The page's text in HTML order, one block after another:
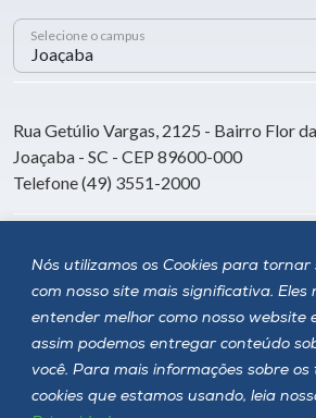
Nós utilizamos os Cookies para tornar
com nosso site mais significativa. Eles
entender melhor como nosso website
assim podemos entregar conteúdo
você. Para mais informações sobre
cookies que estamos usando, leia
Selecione o campus
Rua Getúlio Vargas, 2125 - Bairro Flor
Joaçaba - SC - CEP 89600-000
Telefone (49) 3551-2000
Siga a Unoesc